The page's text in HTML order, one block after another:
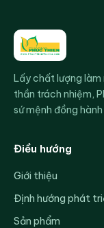
Lấy chất lượng làm
thần trách nhiệm,
sứ mệnh đồng
Điều hướng
Giới thiệu
Định hướng phát
Sản phẩm